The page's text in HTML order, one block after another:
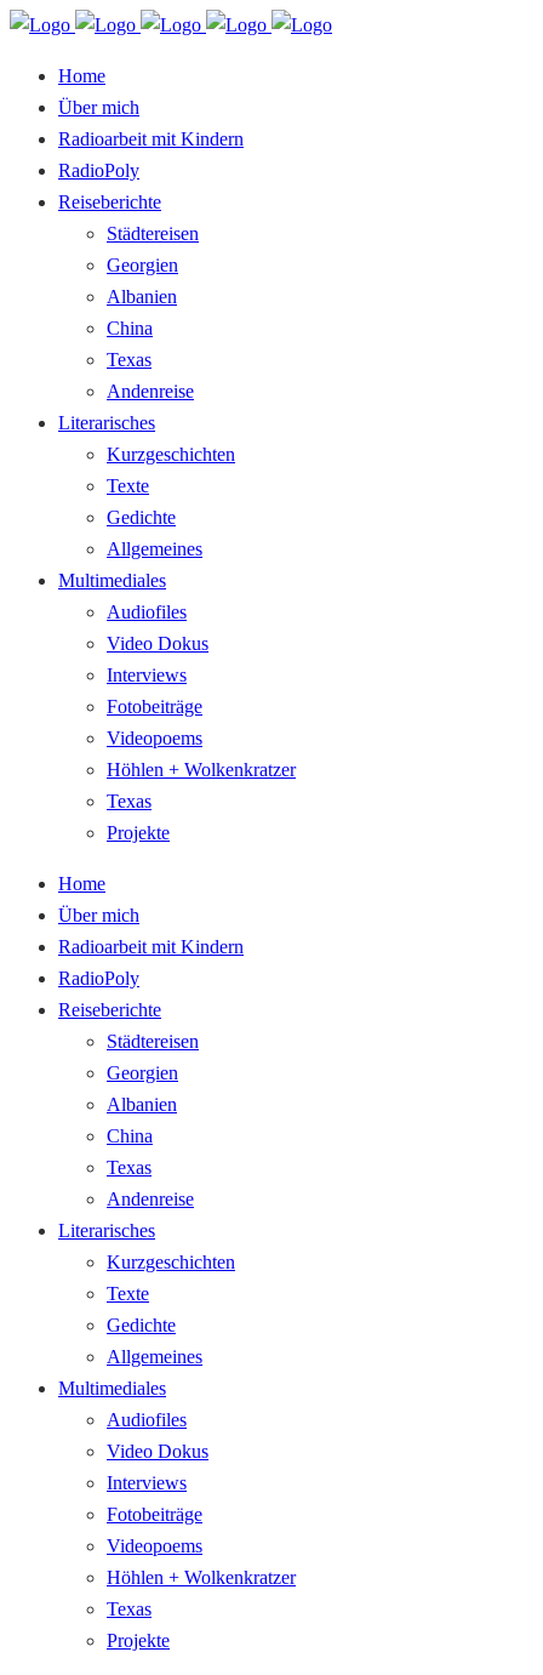
Home
Über mich
Radioarbeit mit Kindern
RadioPoly
Reiseberichte
Städtereisen
Georgien
Albanien
China
Texas
Andenreise
Literarisches
Kurzgeschichten
Texte
Gedichte
Allgemeines
Multimediales
Audiofiles
Video Dokus
Interviews
Fotobeiträge
Videopoems
Höhlen + Wolkenkratzer
Texas
Projekte
Home
Über mich
Radioarbeit mit Kindern
RadioPoly
Reiseberichte
Städtereisen
Georgien
Albanien
China
Texas
Andenreise
Literarisches
Kurzgeschichten
Texte
Gedichte
Allgemeines
Multimediales
Audiofiles
Video Dokus
Interviews
Fotobeiträge
Videopoems
Höhlen + Wolkenkratzer
Texas
Projekte